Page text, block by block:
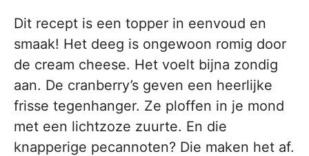
Dit recept is een topper in eenvoud en
smaak! Het deeg is ongewoon romig door
de cream cheese. Het voelt bijna zondig
aan. De cranberry’s geven een heerlijke
frisse tegenhanger. Ze ploffen in je mond
met een lichtzoze zuurte. En die
knapperige pecannoten? Die maken het af.